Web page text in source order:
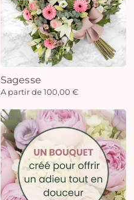
Sagesse
A partir de 100,00 €